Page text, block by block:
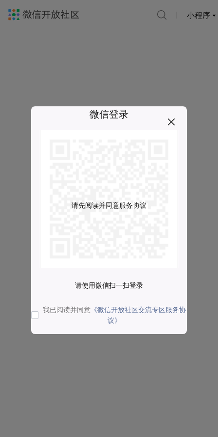
小程序
微信登录
请先阅读并同意服务协议
请使用微信扫一扫登录
我已阅读并同意 《微信开放社区交流专区服务协
议》